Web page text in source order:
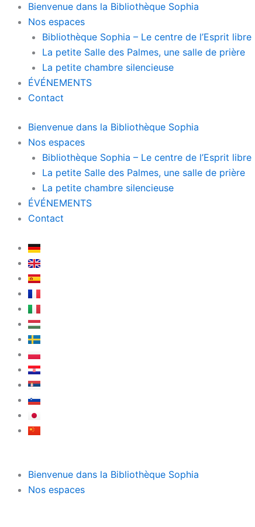
Bienvenue dans la Bibliothèque Sophia
Nos espaces
Bibliothèque Sophia – Le centre de l’Esprit libre
La petite Salle des Palmes, une salle de prière
La petite chambre silencieuse
ÉVÉNEMENTS
Contact
Bienvenue dans la Bibliothèque Sophia
Nos espaces
Bibliothèque Sophia – Le centre de l’Esprit libre
La petite Salle des Palmes, une salle de prière
La petite chambre silencieuse
ÉVÉNEMENTS
Contact
Bienvenue dans la Bibliothèque Sophia
Nos espaces